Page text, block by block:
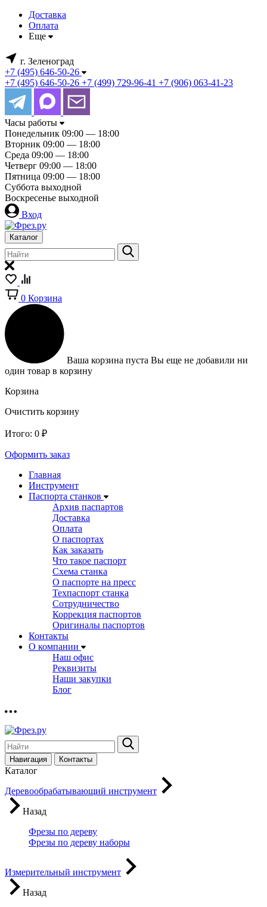
Доставка
Оплата
Еще
г. Зеленоград
+7 (495) 646-50-26
+7 (495) 646-50-26 +7 (499) 729-96-41 +7 (906) 063-41-23
Часы работы
Понедельник 09:00 — 18:00
Вторник 09:00 — 18:00
Среда 09:00 — 18:00
Четверг 09:00 — 18:00
Пятница 09:00 — 18:00
Суббота выходной
Воскресенье выходной
Вход
Каталог
0 Корзина
Ваша корзина пуста Вы еще не добавили ни
один товар в корзину
Корзина
Очистить корзину
Итого: 0 ₽
Оформить заказ
Главная
Инструмент
Паспорта станков
Архив паспартов
Доставка
Оплата
О паспортах
Как заказать
Что такое паспорт
Схема станка
О паспорте на пресс
Техпаспорт станка
Сотрудничество
Коррекция паспортов
Оригиналы паспортов
Контакты
О компании
Наш офис
Реквизиты
Наши закупки
Блог
Навигация Контакты
Каталог
Деревообрабатывающий инструмент
Назад
Фрезы по дереву
Фрезы по дереву наборы
Измерительный инструмент
Назад